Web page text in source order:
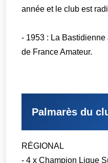
année et le club est
- 1953 : La
de France Amateur.
Palmarès du
RÉGIONAL
- 4 x Champion Ligue